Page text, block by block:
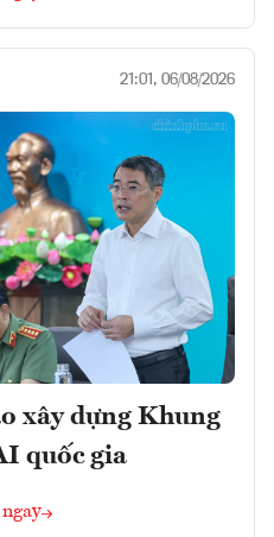
21:01, 06/08/2026
xây dựng Khung
quốc gia